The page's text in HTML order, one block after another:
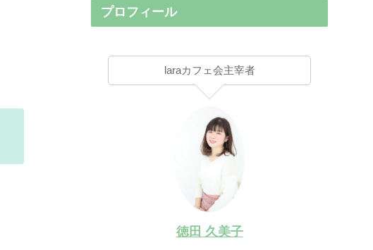
プロフィール
laraカフェ会主宰者
徳田 久美子